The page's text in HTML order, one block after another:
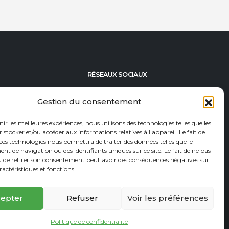
Gestion du consentement
les meilleures expériences, nous utilisons des technologies telles que les
stocker et/ou accéder aux informations relatives à l'appareil. Le fait de
technologies nous permettra de traiter des données telles que le
de navigation ou des identifiants uniques sur ce site. Le fait de ne pas
de retirer son consentement peut avoir des conséquences négatives sur
et fonctions.
Refuser Voir les préférences
Politique de confidentialité
82-82
RÉSEAUX SOCIAUX